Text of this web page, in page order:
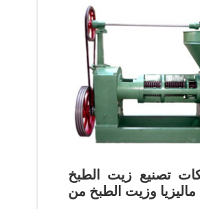
تصنيع زيت الطبخ
وزيت الطبخ من